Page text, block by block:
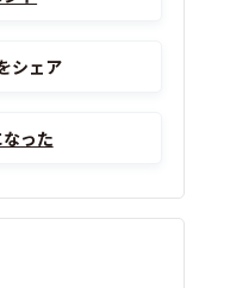
シェア
った